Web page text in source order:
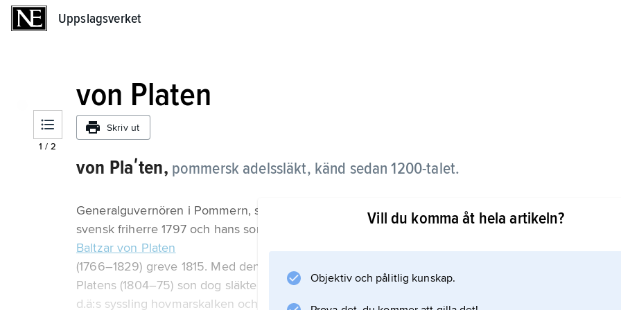
Uppslagsverket
1 /2
von Platen
Skriv ut
von Plaʹten, pommersk adelssläkt, känd sedan 1200-talet.
Generalguvernören i Pommern, sedermera fältmarskalken Philip von Platen (1732–1805) blev
svensk friherre 1797 och hans son
Baltzar von Platen
(1766–1829) greve 1815. Med den senares son konteramiralen och statsrådet Baltzar von
Platens (1804–75) son dog släktens grevliga gren ut på manssidan 1888. Baltzar von Platen
d.ä:s syssling hovmarskalken och överstelöjtnanten Achates Carl
Vill du komma åt hela artikeln?
Objektiv och pålitlig kunskap.